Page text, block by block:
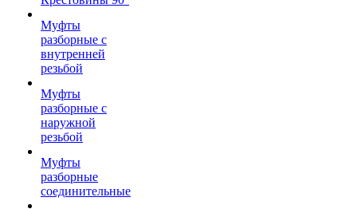
Муфты
разборные с
внутренней
резьбой
Муфты
разборные с
наружной
резьбой
Муфты
разборные
соединительные